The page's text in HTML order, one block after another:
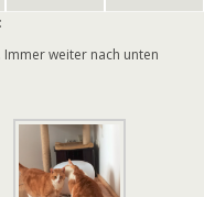
weiter nach unten